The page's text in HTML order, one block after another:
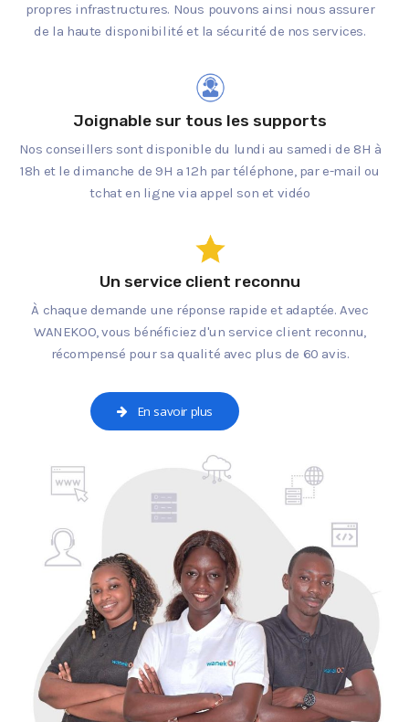
propres infrastructures. Nous pouvons ainsi nous assurer
de la haute disponibilité et la sécurité de nos services.
Joignable sur tous les supports
Nos conseillers sont disponible du lundi au samedi de 8H à
18h et le dimanche de 9H a 12h par téléphone, par e-mail ou
tchat en ligne via appel son et vidéo
Un service client reconnu
À chaque demande une réponse rapide et adaptée. Avec
WANEKOO, vous bénéficiez d'un service client reconnu,
récompensé pour sa qualité avec plus de 60 avis.
En savoir plus